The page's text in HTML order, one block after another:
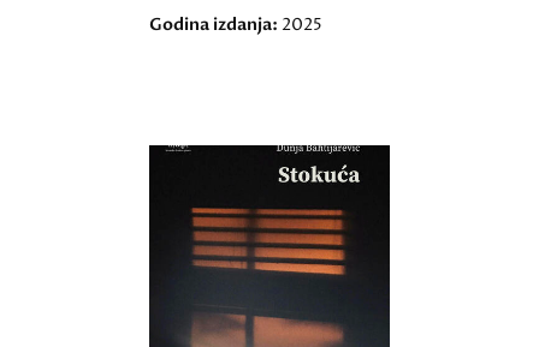
Godina izdanja: 2025